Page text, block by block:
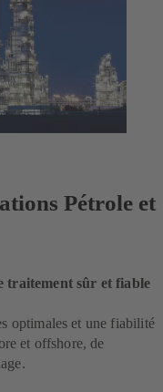
Pétrole et
traitement sûr et fiable
optimales et une fiabilité
et offshore, de